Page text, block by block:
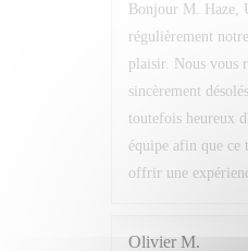
Bonjour M. Haze,
régulièrement
plaisir. Nous vous
sincèrement
toutefois heureux
équipe afin que ce
offrir une
Olivier M